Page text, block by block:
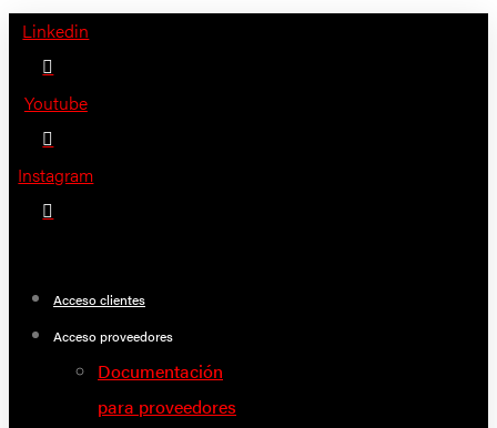
Saltar
contenido
Linkedin
Youtube
Instagram
Acceso clientes
Acceso proveedores
Documentación
para proveedores